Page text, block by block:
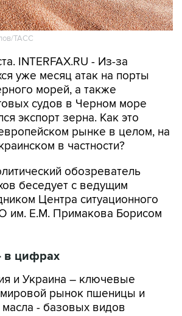
ТАСС
INTERFAX.RU - Из-за
уже месяц атак на порты
морей, а также
судов в Черном море
экспорт зерна. Как это
рынке в целом, на
в частности?
обозреватель
беседует с ведущим
Центра ситуационного
им. Е.М. Примакова Борисом
в цифрах
и Украина – ключевые
рынок пшеницы и
- базовых видов